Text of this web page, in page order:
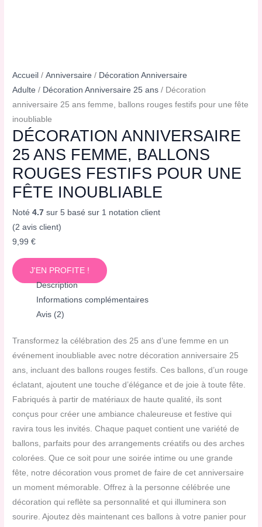
Accueil /Anniversaire / Décoration Anniversaire
Adulte / Décoration Anniversaire 25 ans / Décoration
anniversaire 25 ans femme, ballons rouges festifs pour une fête
inoubliable
DÉCORATION ANNIVERSAIRE
25 ANS FEMME, BALLONS
ROUGES FESTIFS POUR UNE
FÊTE INOUBLIABLE
Noté4.7 sur 5 basé sur 1 notation client
(2 avis client)
9,99€
J'EN PROFITE !
Description
Informations complémentaires
Avis (2)
Transformez la célébration des 25 ans d’une femme en un
événement inoubliable avec notre décoration anniversaire 25
ans, incluant des ballons rouges festifs. Ces ballons, d’un rouge
éclatant, ajoutent une touche d’élégance et de joie à toute fête.
Fabriqués à partir de matériaux de haute qualité, ils sont
conçus pour créer une ambiance chaleureuse et festive qui
ravira tous les invités. Chaque paquet contient une variété de
ballons, parfaits pour des arrangements créatifs ou des arches
colorées. Que ce soit pour une soirée intime ou une grande
fête, notre décoration vous promet de faire de cet anniversaire
un moment mémorable. Offrez à la personne célébrée une
décoration qui reflète sa personnalité et qui illuminera son
sourire. Ajoutez dès maintenant ces ballons à votre panier pour